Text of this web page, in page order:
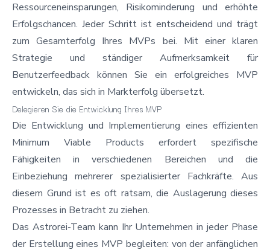
Ressourceneinsparungen, Risikominderung und erhöhte
Erfolgschancen. Jeder Schritt ist entscheidend und trägt
zum Gesamterfolg Ihres MVPs bei. Mit einer klaren
Strategie und ständiger Aufmerksamkeit für
Benutzerfeedback können Sie ein erfolgreiches MVP
entwickeln, das sich in Markterfolg übersetzt.
Delegieren Sie die Entwicklung Ihres MVP
Die Entwicklung und Implementierung eines effizienten
Minimum Viable Products erfordert spezifische
Fähigkeiten in verschiedenen Bereichen und die
Einbeziehung mehrerer spezialisierter Fachkräfte. Aus
diesem Grund ist es oft ratsam, die Auslagerung dieses
Prozesses in Betracht zu ziehen.
Das Astrorei-Team kann Ihr Unternehmen in jeder Phase
der Erstellung eines MVP begleiten: von der anfänglichen